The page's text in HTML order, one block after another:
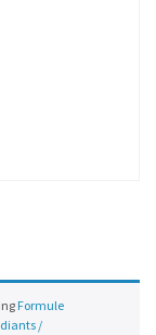
Formule
/